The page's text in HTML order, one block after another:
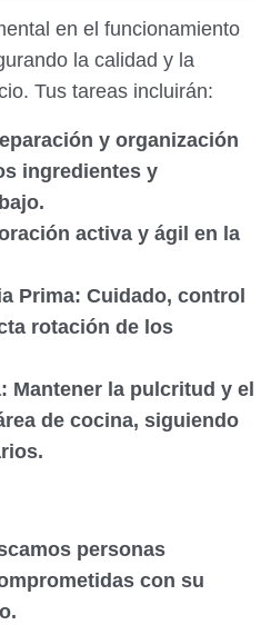
en el funcionamiento
la calidad y la
Tus tareas incluirán:
y organización
ingredientes y
activa y ágil en la
Prima: Cuidado, control
rotación de los
Mantener la pulcritud y el
de cocina, siguiendo
personas
con su